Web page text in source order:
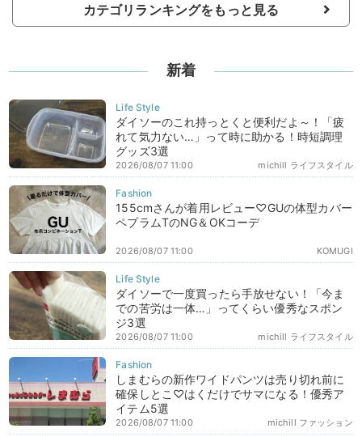
カテゴリランキングをもっと見る
新着
ダイソーのこれ持っとくと便利だよ～！「疲
れて気力ない…」って時に助かる！時短調理
グッズ3選
michill ライフスタイル
2026/08/07 11:00
155cmさんが着用レビュー♡GUの体型カバー
ペプラムTのNG＆OKコーデ
KOMUGI
2026/08/07 11:00
ダイソーで一度買ったら手放せない！「今ま
での苦労は一体…」ってくらい優秀なスポン
ジ3選
michill ライフスタイル
2026/08/07 11:00
しまむらの新作ワイドパンツは売り切れ前に
確保しとこ♡はくだけでサマになる！優秀ア
イテム5選
michill ファッション
2026/08/07 11:00